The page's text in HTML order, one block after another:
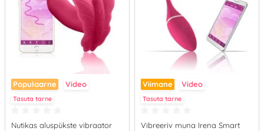
Populaarne Video
Tasuta tarne
Nutikas aluspükste vibraator
Viimane Video
Tasuta tarne
Vibreeriv muna Irena Smart